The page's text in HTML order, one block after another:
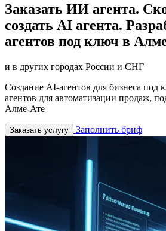
Заказать ИИ агента.
создать AI агента.
агентов под ключ в
и в других городах России и СНГ
Создание AI-агентов для бизнеса под
агентов для автоматизации продаж,
Алме-Ате
Заказать услугу Заполнить бриф